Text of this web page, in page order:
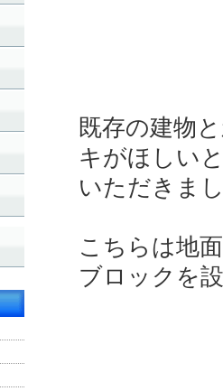
既存の建物
キがほしい
いただきま
こちらは地
ブロックを